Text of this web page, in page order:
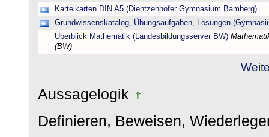
Karteikarten DIN A5 (Dientzenhofer Gymnasium Bamberg)
Grundwissenskatalog, Übungsaufgaben, Lösungen
Überblick Mathematik (Landesbildungsserver BW)
(BW)
Aussagelogik
Definieren, Beweisen,